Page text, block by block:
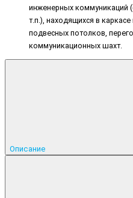
инженерных коммуникаций
т.п.), находящихся в
подвесных потолков,
коммуникационных шахт.
Описание